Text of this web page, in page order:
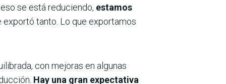
se está reduciendo, estamos
exportó tanto. Lo que exportamos
con mejoras en algunas
Hay una gran expectativa